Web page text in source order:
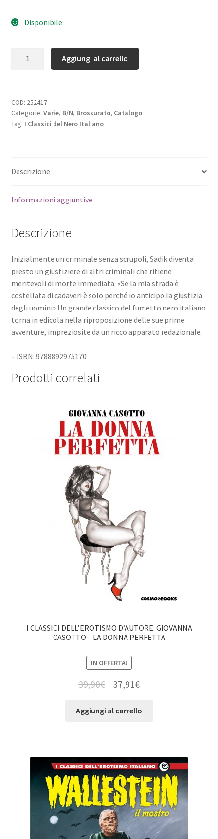
Disponibile
Aggiungi al carrello
COD: 252417
Categorie: Varie, B/N, Brossurato, Catalogo
Tag: I Classici del Nero Italiano
Descrizione
Informazioni aggiuntive
Descrizione
Inizialmente un criminale senza scrupoli, Sadik diventa
presto un giustiziere di altri criminali che ritiene
meritevoli di morte immediata: «Se la mia strada è
costellata di cadaveri è solo perché io anticipo la giustizia
degli uomini».Un grande classico del fumetto nero italiano
torna in edicola nella riproposizione delle sue prime
avventure, impreziosite da un ricco apparato redazionale.
– ISBN: 9788892975170
Prodotti correlati
I CLASSICI DELL’EROTISMO D’AUTORE: GIOVANNA
CASOTTO – LA DONNA PERFETTA
IN OFFERTA!
39,90€ 37,91€
Aggiungi al carrello